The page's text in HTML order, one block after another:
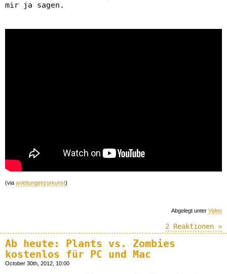
mir ja sagen.
(via anleitungenzurkunst)
Abgelegt unter Video
2 Reaktionen »
Ab heute: Plants vs. Zombies
kostenlos für PC und Mac
October 30th, 2012, 10:00